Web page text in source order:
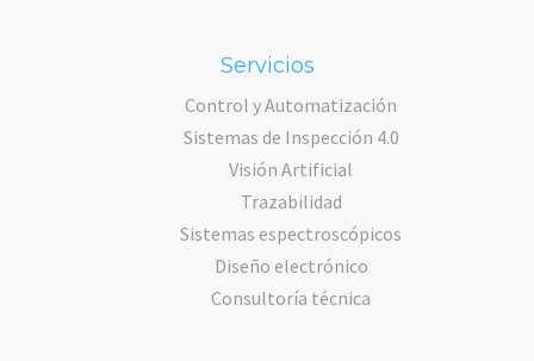
Servicios
Control y Automatización
Sistemas de Inspección 4.0
Visión Artificial
Trazabilidad
Sistemas espectroscópicos
Diseño electrónico
Consultoría técnica